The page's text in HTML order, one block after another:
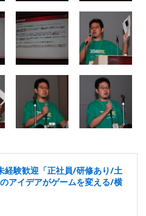
経験歓迎「正社員/研修あり/土
アイデアがゲームを変える/横